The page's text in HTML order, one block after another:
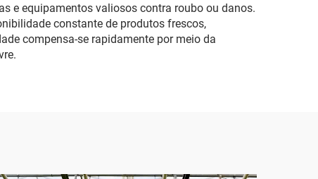
e equipamentos valiosos contra roubo ou danos.
constante de produtos frescos,
compensa-se rapidamente por meio da